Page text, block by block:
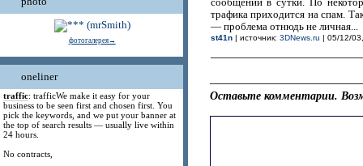
фотогалерея→
oneliner
traffic: trafficWe make it easy for your
business to be seen first and chosen first. You
pick the keywords, and we put your banner at
the top of search results — usually live within
24 hours.
No contracts,
сообщений в сутки. По
трафика приходится на спам.
— проблема отнюдь не личная...
st41n| источник: 3DNews.ru | 05/12/
Оставьте комментарии.